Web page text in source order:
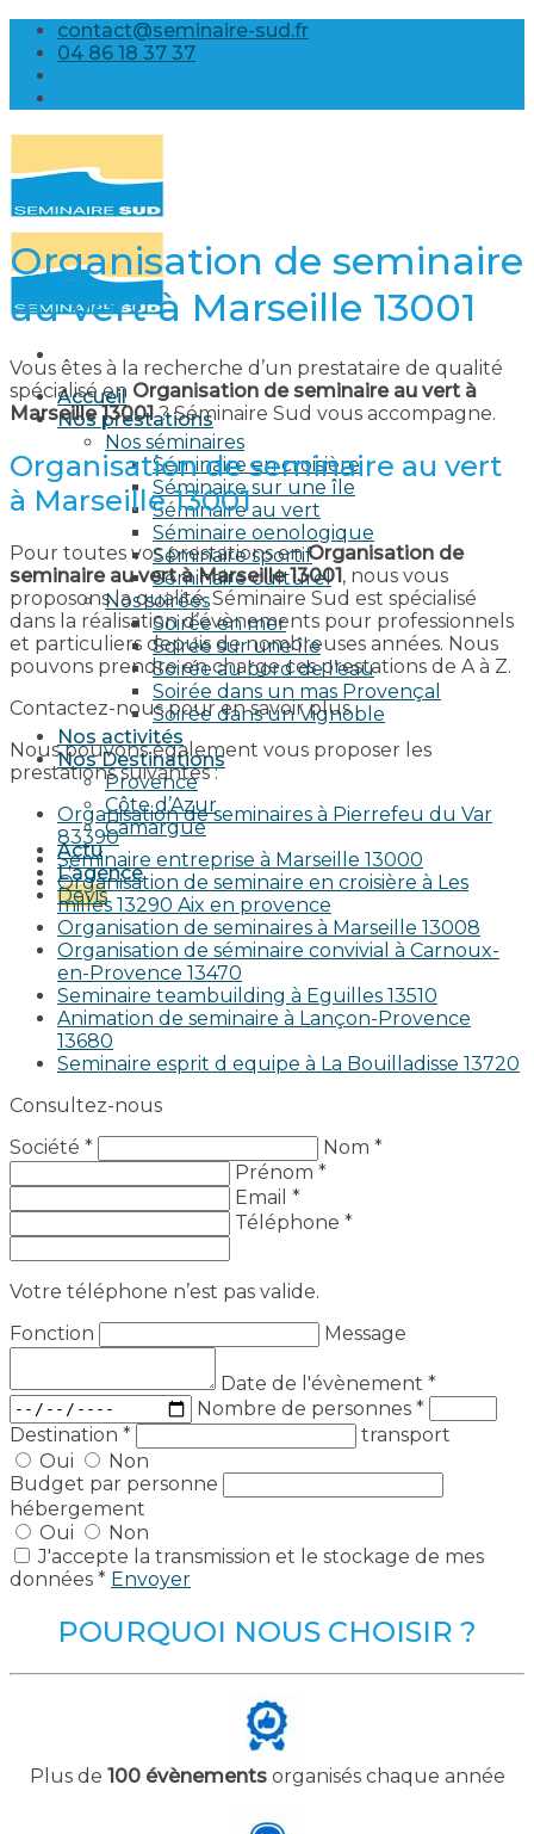
Skip
content
contact@seminaire-sud.fr
04 86 18 37 37
Accueil
Nos prestations
Nos séminaires
Séminaire en croisière
Séminaire sur une île
Séminaire au vert
Séminaire oenologique
Séminaire sportif
Séminaire culturel
Nos soirées
Soirée en mer
Soirée sur une île
Soirée au bord de l’eau
Soirée dans un mas Provençal
Soirée dans un Vignoble
Nos activités
Nos Destinations
Provence
Côte d’Azur
Camargue
Actu
L’agence
Devis
Organisation de seminaire
au vert à Marseille 13001
Vous êtes à la recherche d’un prestataire de qualité
spécialisé en Organisation de seminaire au vert à
Marseille 13001? Séminaire Sud vous accompagne.
Organisation de seminaire au vert
à Marseille 13001
Pour toutes vos prestations enOrganisation de
seminaire au vert à Marseille 13001, nous vous
proposons la qualité. Séminaire Sud est spécialisé
dans la réalisation d’évènements pour professionnels
et particuliers depuis de nombreuses années. Nous
pouvons prendre en charge ces prestations de A à Z.
Contactez-nous pour en savoir plus.
Nous pouvons également vous proposer les
prestations suivantes :
Organisation de seminaires à Pierrefeu du Var
83390
Seminaire entreprise à Marseille 13000
Organisation de seminaire en croisière à Les
milles 13290 Aix en provence​
Organisation de seminaires à Marseille 13008
Organisation de séminaire convivial à Carnoux-
en-Provence 13470
Seminaire teambuilding à Eguilles 13510
Animation de seminaire à Lançon-Provence
13680
Seminaire esprit d equipe à La Bouilladisse 13720
Consultez-nous
Société *
Nom *
Prénom *
Email *
Téléphone *
Votre téléphone n’est pas valide.
Fonction
Message
Date de l'évènement *
Nombre de personnes *
Destination *
transport
Oui
Non
Budget par personne
hébergement
Oui
Non
J'accepte la transmission et le stockage de mes
données * Envoyer
POURQUOI NOUS CHOISIR ?
Plus de 100 évènementsorganisés chaque année